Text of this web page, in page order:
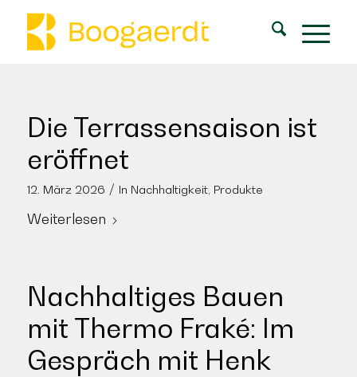
Die Terrassensaison ist
eröffnet
12. März 2026 / In Nachhaltigkeit, Produkte
Weiterlesen
Nachhaltiges Bauen
mit Thermo Fraké: Im
Gespräch mit Henk